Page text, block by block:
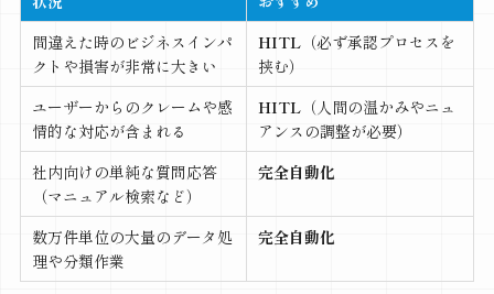
間違えた時のビジネスインパ
クトや損害が非常に大きい
HITL （必ず承認プロセスを
挟む）
ユーザーからのクレームや感
情的な対応が含まれる
HITL （人間の温かみやニュ
アンスの調整が必要）
社内向けの単純な質問応答
（マニュアル検索など）
完全自動化
数万件単位の大量のデータ処
理や分類作業
完全自動化